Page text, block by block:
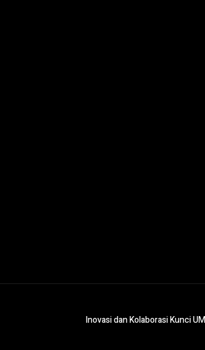
Inovasi dan Kolaborasi Kunci